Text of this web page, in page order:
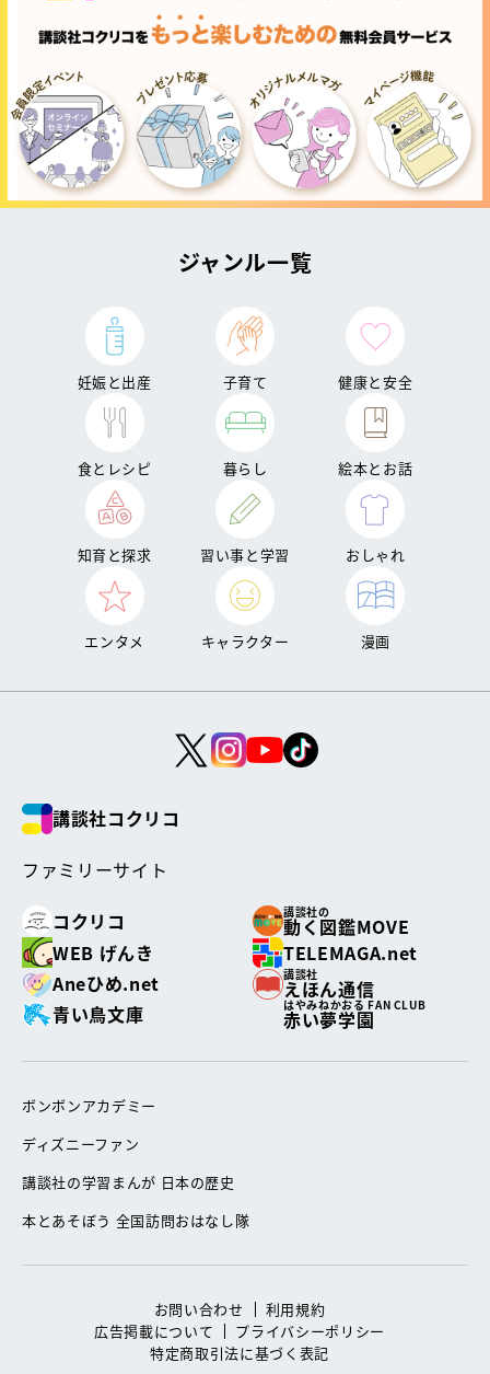
ジャンル一覧
妊娠と出産 子育て 健康と安全
食とレシピ 暮らし 絵本とお話
知育と探求 習い事と学習 おしゃれ
エンタメ キャラクター 漫画
講談社コクリコ
ファミリーサイト
コクリコ
講談社の
動く図鑑MOVE
WEB げんき
TELEMAGA.net
Aneひめ.net
講談社
えほん通信
青い鳥文庫
はやみねかおる FAN CLUB
赤い夢学園
ボンボンアカデミー
ディズニーファン
講談社の学習まんが 日本の歴史
本とあそぼう 全国訪問おはなし隊
お問い合わせ
利用規約
広告掲載について
プライバシーポリシー
特定商取引法に基づく表記